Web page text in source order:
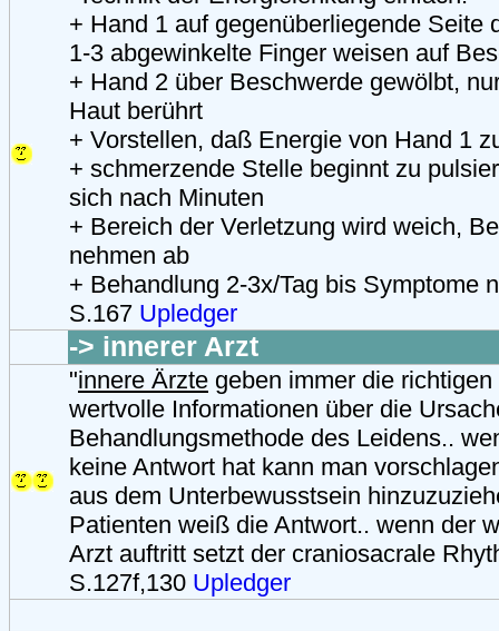
+ Hand 1 auf gegenüberliegende Seite
1-3 abgewinkelte Finger weisen auf
+ Hand 2 über Beschwerde gewölbt,
Haut berührt
+ Vorstellen, daß Energie von Hand 1
+ schmerzende Stelle beginnt zu
sich nach Minuten
+ Bereich der Verletzung wird weich,
nehmen ab
+ Behandlung 2-3x/Tag bis Symptome
S.167 Upledger
-> innerer Arzt
"innere Ärzte geben immer die
wertvolle Informationen über die
Behandlungsmethode des Leidens..
keine Antwort hat kann man
aus dem Unterbewusstsein
Patienten weiß die Antwort.. wenn der
Arzt auftritt setzt der craniosacrale
S.127f,130 Upledger